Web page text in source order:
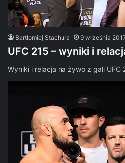
Bartłomiej Stachura 9 września 2017
UFC 215 – wyniki i
Wyniki i relacja na żywo z gali UFC